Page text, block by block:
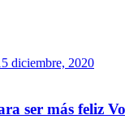
diciembre, 2020
ser más feliz